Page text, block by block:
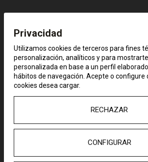
Jacopo Comin, alias Robusti,
Venecia de una familia originaria
Brescia, compartió con Tiziano
Privacidad
Utilizamos cookies de terceros para fines
personalización, analíticos y para
personalizada en base a un perfil
hábitos de navegación. Acepte o configure
cookies desea cargar.
RECHAZAR
CONFIGURAR